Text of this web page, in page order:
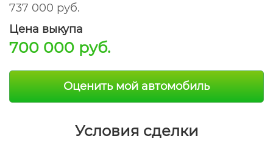
737 000 руб.
Цена выкупа
700 000 руб.
Оценить мой автомобиль
Условия сделки